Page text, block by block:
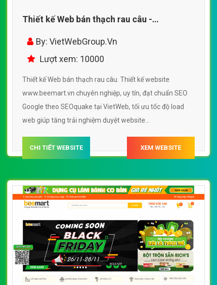
Thiết kế Web bán thạch rau câu -
www.beemart.vn
By: VietWebGroup.Vn
Lượt xem: 10000
Thiết kế Web bán thạch rau câu. Thiết kế website
www.beemart.vn chuyên nghiệp, uy tín, đạt chuẩn SEO
Google theo SEOquake tại VietWeb, tối ưu tốc độ load
web giúp tăng trải nghiệm duyệt website
CHI TIẾT WEBSITE XEM WEBSITE